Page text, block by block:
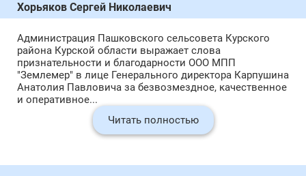
Хорьяков Сергей Николаевич
Администрация Пашковского сельсовета Курского
района Курской области выражает слова
признательности и благодарности ООО МПП
"Землемер" в лице Генерального директора Карпушина
Анатолия Павловича за безвозмездное, качественное
и оперативное...
Читать полностью